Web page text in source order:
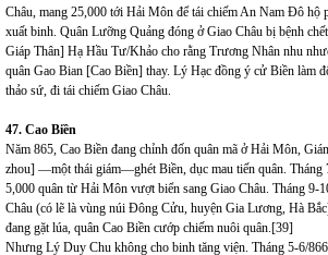
Châu, mang 25,000 tới Hải Môn để tái chiếm An Nam Đô hộ
xuất binh. Quân Lưỡng Quảng đóng ở Giao Châu bị bệnh
Giáp Thân] Hạ Hầu Tư/Khảo cho rằng Trương Nhân nhu
quân Gao Bian [Cao Biền] thay. Lý Hạc đồng ý cử Biền làm
thảo sứ, đi tái chiếm Giao Châu.
47. Cao Biền
Năm 865, Cao Biền đang chỉnh đốn quân mã ở Hải Môn,
zhou] —một thái giám—ghét Biền, dục mau tiến quân.
5,000 quân từ Hải Môn vượt biển sang Giao Châu. Tháng 9-
Châu (có lẽ là vùng núi Đông Cửu, huyện Gia Lương, Hà
đang gặt lúa, quân Cao Biền cướp chiếm nuôi quân.[39]
Nhưng Lý Duy Chu không cho binh tăng viện. Tháng 5-6/